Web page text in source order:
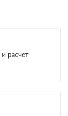
расчет